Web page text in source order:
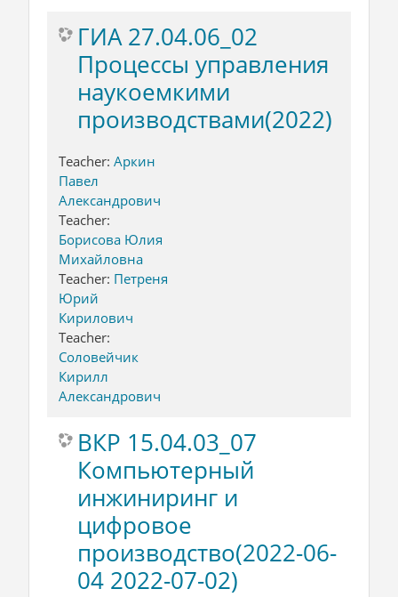
ГИА 27.04.06_02
Процессы управления
наукоемкими
производствами(2022)
Teacher: Аркин
Павел
Александрович
Teacher:
Борисова Юлия
Михайловна
Teacher: Петреня
Юрий
Кирилович
Teacher:
Соловейчик
Кирилл
Александрович
ВКР 15.04.03_07
Компьютерный
инжиниринг и
цифровое
производство(2022-06-
04 2022-07-02)